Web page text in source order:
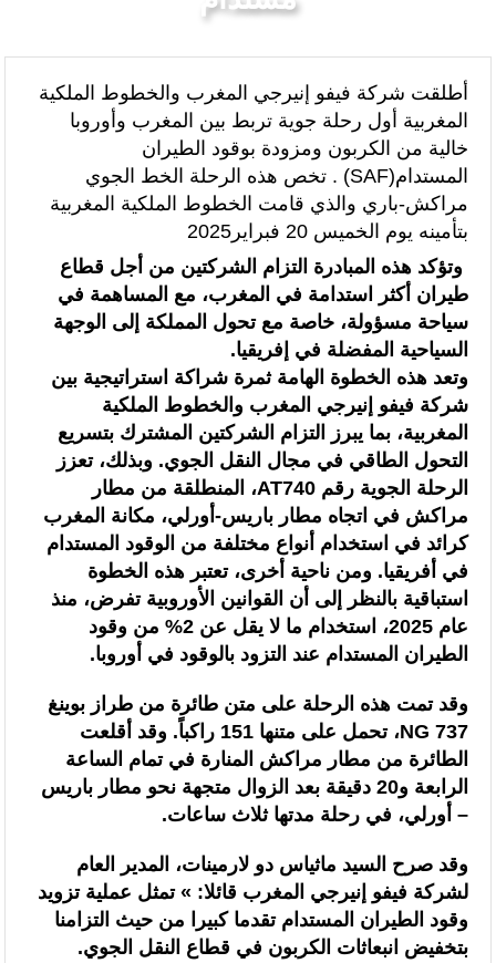
شمال إفريقيا والساحل وغرب إفريقيا (ANSCO) .(بيان صحفي )
قراءة سوسيولوجية :أزمة العبور الجماعي الأخيرة نحو سبتة تكشف عن موت
التاطير الحزبي وهيمنة الخوارزميات والصفحات الافتراضية
القوات المسلحة الملكية .. جاهزية عملياتية وتدخلات جوية منسقة لمكافحة
حرائق الغابات
تدبير ملف الهجرة “مسؤولية مشتركة” والمغرب “تحمل دوما نصيبه منها”
(مصدر حكومي)
برقية تهنئة إلى جلالة الملك من المدير العام لمنظمة “إيسيسكو” بمناسبة عيد
العرش المجيد
المنتخب المغربي للسيدات يتأهل إلى ربع النهائي عقب تعادله أمام نظيره
السنغالي (0-0)
أطلقت شركة فيفو إنيرجي المغرب والخطوط الملكية
المغربية أول رحلة جوية تربط بين المغرب وأوروبا
خالية من الكربون ومزودة بوقود الطيران
المستدام(SAF) . تخص هذه الرحلة الخط الجوي
مراكش-باري والذي قامت الخطوط الملكية المغربية
بتأمينه يوم الخميس 20 فبراير2025
وتؤكد هذه المبادرة التزام الشركتين من أجل قطاع
طيران أكثر استدامة في المغرب، مع المساهمة في
سياحة مسؤولة، خاصة مع تحول المملكة إلى الوجهة
السياحية المفضلة في إفريقيا.
وتعد هذه الخطوة الهامة ثمرة شراكة استراتيجية بين
شركة فيفو إنيرجي المغرب والخطوط الملكية
المغربية، بما يبرز التزام الشركتين المشترك بتسريع
التحول الطاقي في مجال النقل الجوي. وبذلك، تعزز
الرحلة الجوية رقم AT740، المنطلقة من مطار
مراكش في اتجاه مطار باريس-أورلي، مكانة المغرب
كرائد في استخدام أنواع مختلفة من الوقود المستدام
في أفريقيا. ومن ناحية أخرى، تعتبر هذه الخطوة
استباقية بالنظر إلى أن القوانين الأوروبية تفرض، منذ
عام 2025، استخدام ما لا يقل عن 2% من وقود
الطيران المستدام عند التزود بالوقود في أوروبا.
وقد تمت هذه الرحلة على متن طائرة من طراز بوينغ
737 NG، تحمل على متنها 151 راكباً. وقد أقلعت
الطائرة من مطار مراكش المنارة في تمام الساعة
الرابعة و20 دقيقة بعد الزوال متجهة نحو مطار باريس
– أورلي، في رحلة مدتها ثلاث ساعات.
وقد صرح السيد ماثياس دو لارمينات، المدير العام
لشركة فيفو إنيرجي المغرب قائلا: » تمثل عملية تزويد
وقود الطيران المستدام تقدما كبيرا من حيث التزامنا
بتخفيض انبعاثات الكربون في قطاع النقل الجوي.